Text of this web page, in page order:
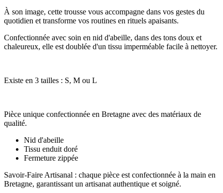
À son image, cette trousse vous accompagne dans vos gestes du
quotidien et transforme vos routines en rituels apaisants.
Confectionnée avec soin en nid d'abeille, dans des tons doux et
chaleureux, elle est doublée d'un tissu imperméable facile à nettoyer.
Existe en 3 tailles : S, M ou L
Pièce unique confectionnée en Bretagne avec des matériaux de
qualité.
Nid d'abeille
Tissu enduit doré
Fermeture zippée
Savoir-Faire Artisanal : chaque pièce est confectionnée à la main en
Bretagne, garantissant un artisanat authentique et soigné.